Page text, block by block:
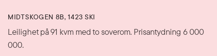
MIDTSKOGEN 8B, 1423 SKI
Leilighet på 91 kvm med to soverom. Prisantydning 6 000
000.